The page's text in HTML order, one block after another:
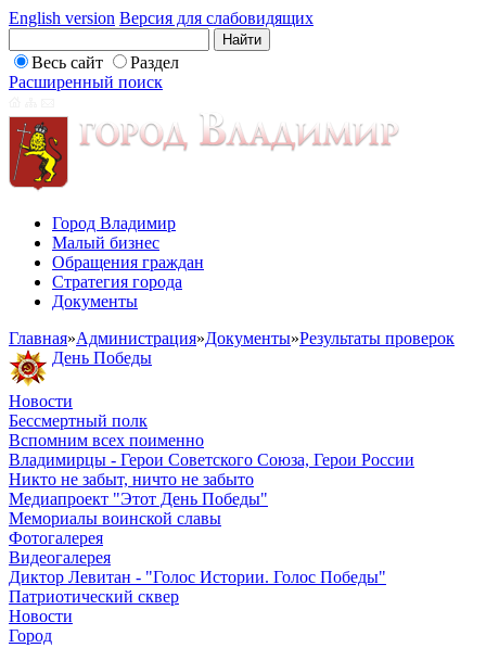
English version Версия для слабовидящих
Весь сайт
Раздел
Расширенный поиск
Город Владимир
Малый бизнес
Обращения граждан
Стратегия города
Документы
Главная»Администрация»Документы»Результаты проверок
День Победы
Новости
Бессмертный полк
Вспомним всех поименно
Владимирцы - Герои Советского Союза, Герои России
Никто не забыт, ничто не забыто
Медиапроект "Этот День Победы"
Мемориалы воинской славы
Фотогалерея
Видеогалерея
Диктор Левитан - "Голос Истории. Голос Победы"
Патриотический сквер
Новости
Город